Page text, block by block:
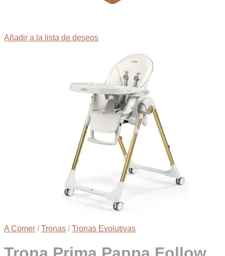
Añadir a la lista de deseos
A Comer / Tronas / Tronas Evolutivas